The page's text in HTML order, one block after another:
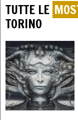
TUTTE LE
TORINO